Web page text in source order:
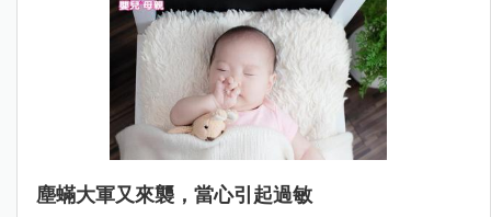
塵蟎大軍又來襲，當心引起過敏